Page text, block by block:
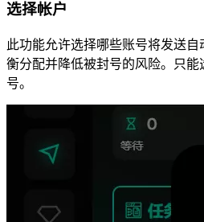
选择帐户
此功能允许选择哪些账号将发送
衡分配并降低被封号的风险。只
号。